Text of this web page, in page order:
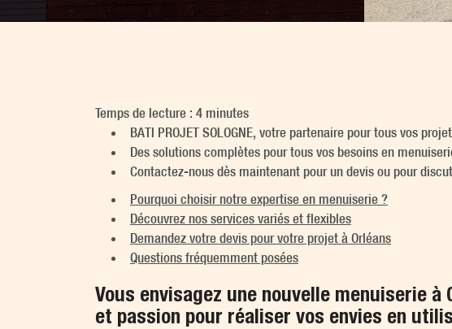
Temps de lecture : 4 minutes
BATI PROJET SOLOGNE, votre partenaire pour tous vos
Des solutions complètes pour tous vos besoins en
Contactez-nous dès maintenant pour un devis ou pour
Pourquoi choisir notre expertise en menuiserie ?
Découvrez nos services variés et flexibles
Demandez votre devis pour votre projet à Orléans
Questions fréquemment posées
Vous envisagez une nouvelle menuiserie à
et passion pour réaliser vos envies en